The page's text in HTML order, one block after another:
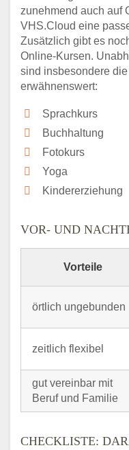
zunehmend auch auf
VHS.Cloud eine
Zusätzlich gibt es
Online-Kursen.
sind insbesondere
erwähnenswert:
Sprachkurs
Buchhaltung
Fotokurs
Yoga
Kindererziehung
VOR- UND
Vorteile
örtlich ungebunden
zeitlich flexibel
gut vereinbar mit
Beruf und Familie
CHECKLISTE: